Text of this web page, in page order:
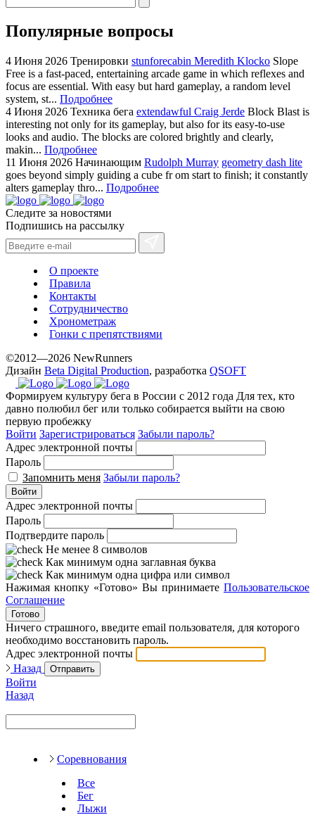
Популярные вопросы
4 Июня 2026 Тренировки stunforecabin Meredith Klocko Slope
Free is a fast-paced, entertaining arcade game in which reflexes and
focus are essential. With easy but hard gameplay, a random level
system, st... Подробнее
4 Июня 2026 Техника бега extendawful Craig Jerde Block Blast is
interesting not only for its gameplay, but also for its easy-to-use
looks and audio. The blocks are colored brightly and clearly,
makin... Подробнее
11 Июня 2026 Начинающим Rudolph Murray geometry dash lite
goes beyond simply guiding a cube fr om start to finish; it constantly
alters gameplay thro... Подробнее
Следите за новостями
Подпишись на рассылку
О проекте
Правила
Контакты
Сотрудничество
Хронометраж
Гонки с препятствиями
©2012—2026 NewRunners
Дизайн Beta Digital Production, разработка QSOFT
Формируем культуру бега в России с 2012 года Для тех, кто
давно полюбил бег или только собирается выйти на свою
первую пробежку
Войти Зарегистрироваться Забыли пароль?
Адрес электронной почты
Пароль
Запомнить меня Забыли пароль?
Войти
Адрес электронной почты
Пароль
Подтвердите пароль
Не менее 8 символов
Как минимум одна заглавная буква
Как минимум одна цифра или символ
Нажимая кнопку «Готово» Вы принимаете Пользовательское
Соглашение
Готово
Ничего страшного, введите email пользователя, для которого
необходимо восстановить пароль.
Адрес электронной почты
Назад
Отправить
Войти
Назад
Соревнования
Все
Бег
Лыжи